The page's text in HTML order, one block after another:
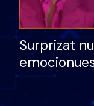
Surprizat
nëna dhe
nuk i